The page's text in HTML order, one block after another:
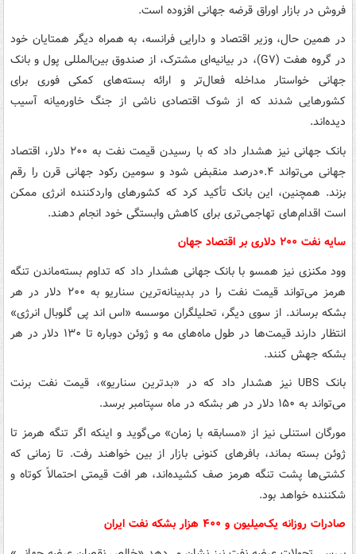
فروش در بازار اوراق قرضه جهانی افزوده است.
در همین حال، وزیر اقتصاد و دارایی فرانسه، به همراه دیگر همتایان خود
در گروه هفت (G۷)، در بیانیه‌ای مشترک، از صندوق بین‌المللی پول و بانک
جهانی خواستار مداخله فعال‌تر و ارائه بسته‌های کمکی فوری برای
کشورهایی شدند که از شوک اقتصادی ناشی از جنگ خاورمیانه آسیب
دیده‌اند.
بانک جهانی نیز هشدار داد که با رسیدن قیمت نفت به ۲۰۰ دلار، اقتصاد
جهانی می‌تواند ۰.۴درصد منقبض شود و سومین رکود جهانی قرن را رقم
بزند. همچنین، این بانک تأکید کرد که کشورهای واردکننده انرژی ممکن
است اقدام‌های تهاجمی‌تری برای کاهش وابستگی خود انجام دهند.
سایه نفت ۲۰۰ دلاری بر اقتصاد جهان
وود مکنزی نیز همسو با بانک جهانی هشدار داد که تداوم بسته‌ماندن تنگه
هرمز می‌تواند قیمت نفت را در بدبینانه‌ترین سناریو به ۲۰۰ دلار در هر
بشکه برساند. از سوی دیگر، تحلیلگران موسسه «اس اند پی گلوبال انرژی»
انتظار دارند قیمت‌ها در طول ماه‌های مه و ژوئن دوباره تا ۱۳۰ دلار در هر
بشکه جهش کنند.
بانک UBS نیز هشدار داد که در «بدترین سناریو»، قیمت نفت برنت
می‌تواند به ۱۵۰ دلار در هر بشکه در ماه سپتامبر برسد.
مورگان استنلی نیز از «مسابقه با زمان» می‌گوید و اینکه اگر تنگه هرمز تا
ژوئن بسته بماند، بافرهای کنونی بازار از بین خواهند رفت. تا زمانی که
کشتی‌ها پشت تنگه هرمز صف کشیده‌اند، هر افت قیمتی احتمالاً کوتاه و
شکننده خواهد بود.
صادرات روزانه یک‌میلیون و ۴۰۰ هزار بشکه نفت ایران